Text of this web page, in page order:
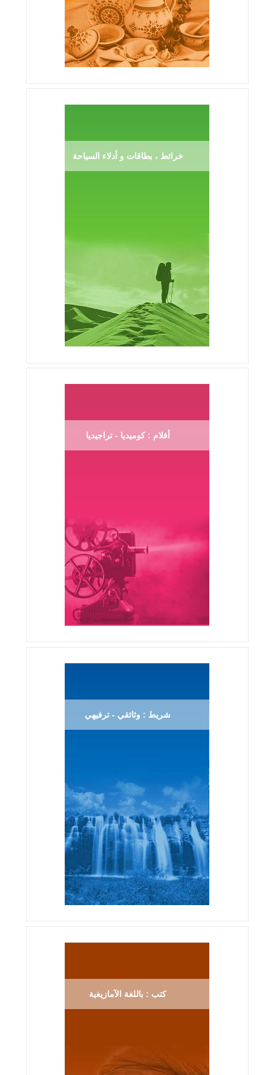
خرائط ، بطاقات و أدلاء السياحة
أفلام : كوميديا - تراجيديا
شريط : وثائقي - ترفيهي
كتب : باللغة الآمازيغية